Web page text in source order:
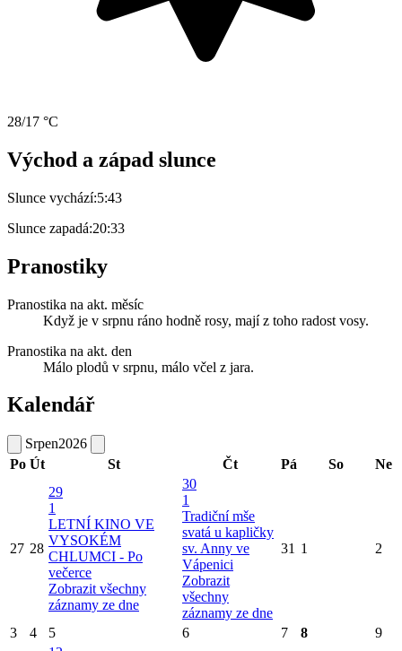
28/17 °C
Východ a západ slunce
Slunce vychází:5:43
Slunce zapadá:20:33
Pranostiky
Pranostika na akt. měsíc
Když je v srpnu ráno hodně rosy, mají z toho radost vosy.
Pranostika na akt. den
Málo plodů v srpnu, málo včel z jara.
Kalendář
Srpen2026
Po Út St Čt Pá So Ne
27 28
29
1
LETNÍ KINO VE
VYSOKÉM
CHLUMCI - Po
večerce
Zobrazit všechny
záznamy ze dne
30
1
Tradiční mše
svatá u kapličky
sv. Anny ve
Vápenici
Zobrazit
všechny
záznamy ze dne
31 1 2
3 4 5 6 7 8
9